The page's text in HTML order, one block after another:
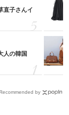
直子さんイ
人の韓国
by